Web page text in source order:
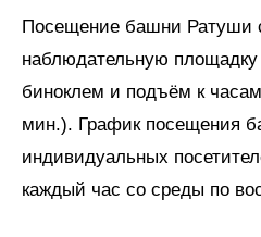
Посещение башни Ратуши
наблюдательную
биноклем и подъём к
мин.). График посещения
индивидуальных
каждый час со среды по